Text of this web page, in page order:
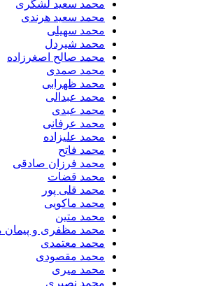
محمد سعید لشگری
محمد سعید هرندی
محمد سهیلی
​محمد شیردل
محمد صالح اصغرزاده
محمد صمدی
محمد ظهرابی
محمد عبدالی
محمد عبدی
محمد عرفانی
محمد علیزاده
محمد فاتح
محمد فرزان صادقی
محمد قضات
محمد قلی پور
محمد ماکویی
محمد متین
محمد مظفری و پیمان مرادی
محمد معتمدی
محمد مقصودی
محمد میری
محمد نصیری